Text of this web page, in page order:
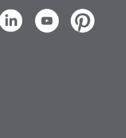
LinkedinYoutubePinterest